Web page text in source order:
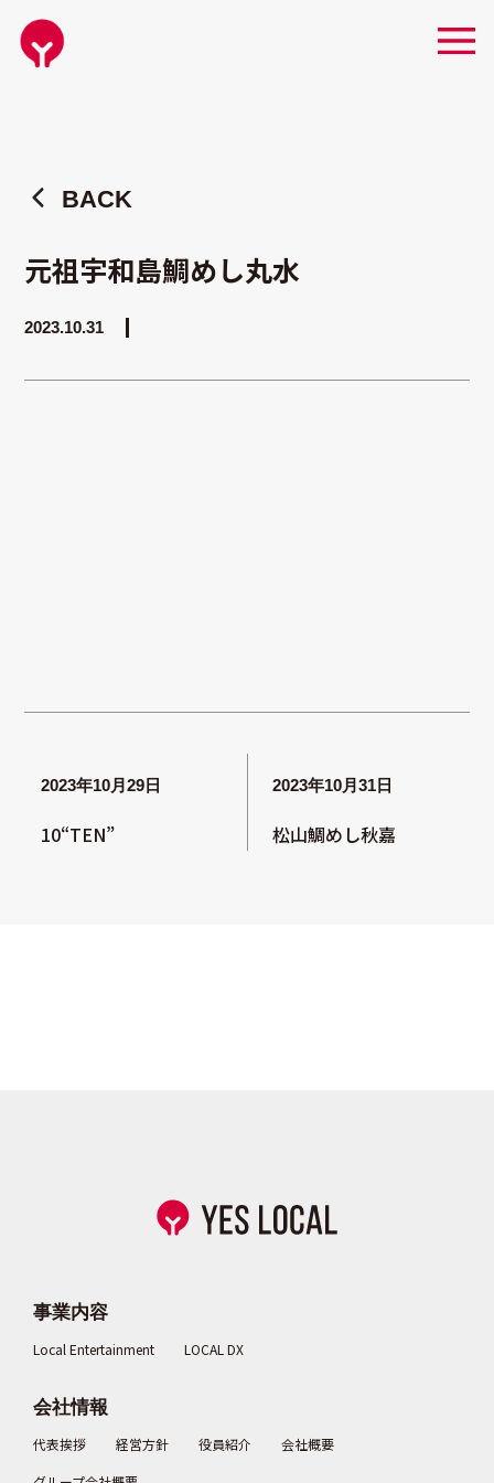
BACK
BACK
元祖宇和島鯛めし丸水
2023.10.31
2023年10月29日
10“TEN”
2023年10月31日
松山鯛めし秋嘉
事業内容
Local Entertainment LOCAL DX
会社情報
代表挨拶 経営方針 役員紹介
会社概要